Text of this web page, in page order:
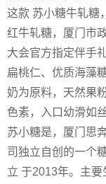
这款 苏小糖牛轧糖
红牛轧糖，厦门市
大会官方指定伴手
扁桃仁、优质海藻
奶为原料，天然果
色素，入口幼滑如
苏小糖是，厦门思
司独立自创的一个
立 于2013年。主